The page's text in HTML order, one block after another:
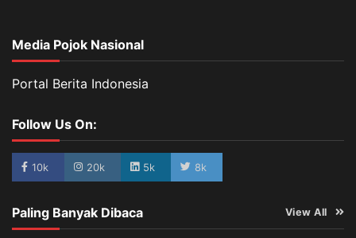
Media Pojok Nasional
Portal Berita Indonesia
Follow Us On:
10k 20k 5k 8k
Paling Banyak Dibaca View All